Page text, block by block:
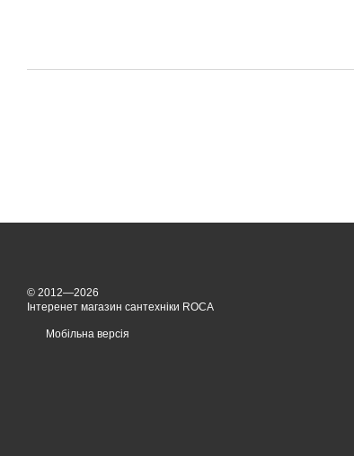
© 2012—2026
Інтеренет магазин сантехніки ROCA
Мобільна версія